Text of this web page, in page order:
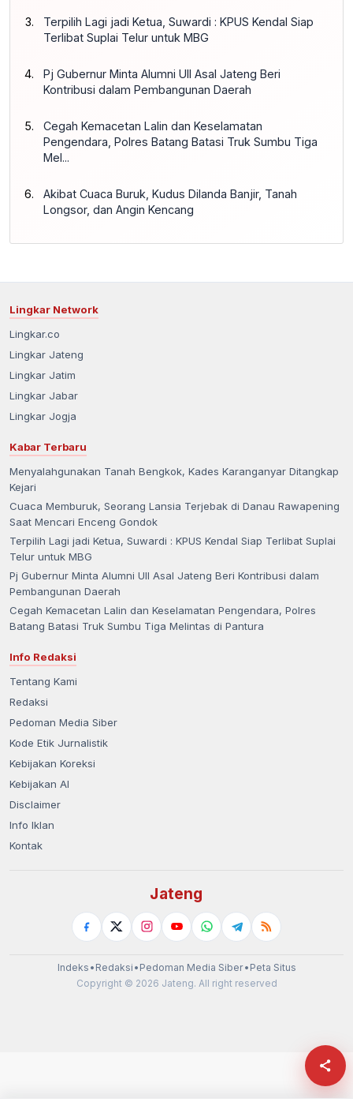
Terpilih Lagi jadi Ketua, Suwardi : KPUS Kendal Siap
Terlibat Suplai Telur untuk MBG
Pj Gubernur Minta Alumni UII Asal Jateng Beri
Kontribusi dalam Pembangunan Daerah
Cegah Kemacetan Lalin dan Keselamatan
Pengendara, Polres Batang Batasi Truk Sumbu Tiga
Mel...
Akibat Cuaca Buruk, Kudus Dilanda Banjir, Tanah
Longsor, dan Angin Kencang
Lingkar Network
Lingkar.co
Lingkar Jateng
Lingkar Jatim
Lingkar Jabar
Lingkar Jogja
Kabar Terbaru
Menyalahgunakan Tanah Bengkok, Kades Karanganyar Ditangkap
Kejari
Cuaca Memburuk, Seorang Lansia Terjebak di Danau Rawapening
Saat Mencari Enceng Gondok
Terpilih Lagi jadi Ketua, Suwardi : KPUS Kendal Siap Terlibat Suplai
Telur untuk MBG
Pj Gubernur Minta Alumni UII Asal Jateng Beri Kontribusi dalam
Pembangunan Daerah
Cegah Kemacetan Lalin dan Keselamatan Pengendara, Polres
Batang Batasi Truk Sumbu Tiga Melintas di Pantura
Info Redaksi
Tentang Kami
Redaksi
Pedoman Media Siber
Kode Etik Jurnalistik
Kebijakan Koreksi
Kebijakan AI
Disclaimer
Info Iklan
Kontak
Jateng
Indeks • Redaksi • Pedoman Media Siber• Peta Situs
Copyright © 2026 Jateng. All right reserved